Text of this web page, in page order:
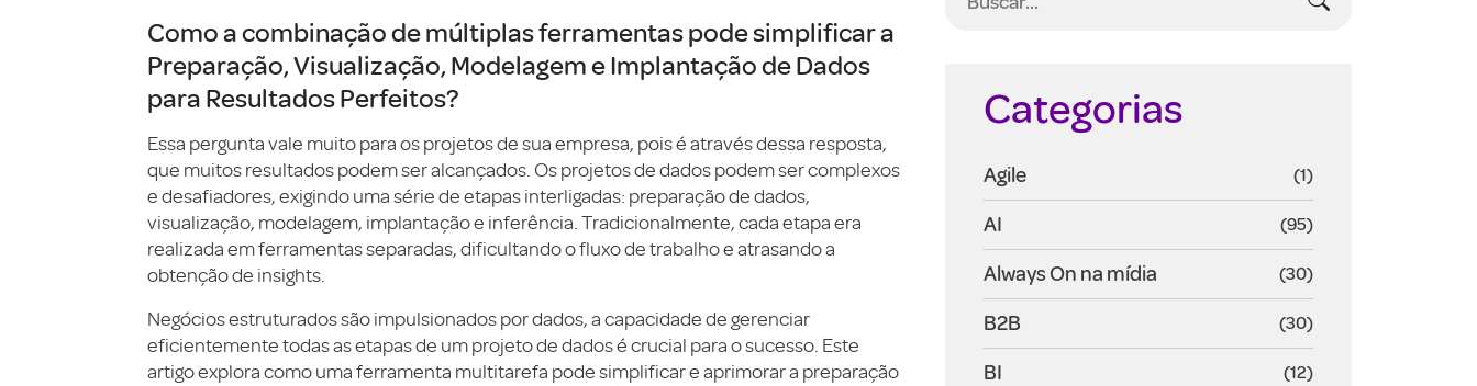
Como a combinação de múltiplas ferramentas pode simplificar a
Preparação, Visualização, Modelagem e Implantação de Dados
para Resultados Perfeitos?
Essa pergunta vale muito para os projetos de sua empresa, pois é através dessa resposta,
que muitos resultados podem ser alcançados. Os projetos de dados podem ser complexos
e desafiadores, exigindo uma série de etapas interligadas: preparação de dados,
visualização, modelagem, implantação e inferência. Tradicionalmente, cada etapa era
realizada em ferramentas separadas, dificultando o fluxo de trabalho e atrasando a
obtenção de insights.
Negócios estruturados são impulsionados por dados, a capacidade de gerenciar
eficientemente todas as etapas de um projeto de dados é crucial para o sucesso. Este
artigo explora como uma ferramenta multitarefa pode simplificar e aprimorar a preparação
Categorias
Agile (1)
AI (95)
Always On na mídia (30)
B2B (30)
BI (12)